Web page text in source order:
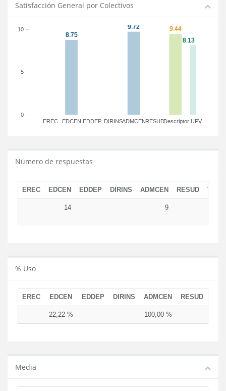
Satisfacción General por Colectivos
EREC EDCEN EDDEP DIRINSADMCENRESUDDescriptor UPV
0
5
10
Número de respuestas
EREC EDCEN EDDEP DIRINS ADMCEN RESUD
14 9
% Uso
EREC EDCEN EDDEP DIRINS ADMCEN RESUD
22,22 % 100,00 %
Media